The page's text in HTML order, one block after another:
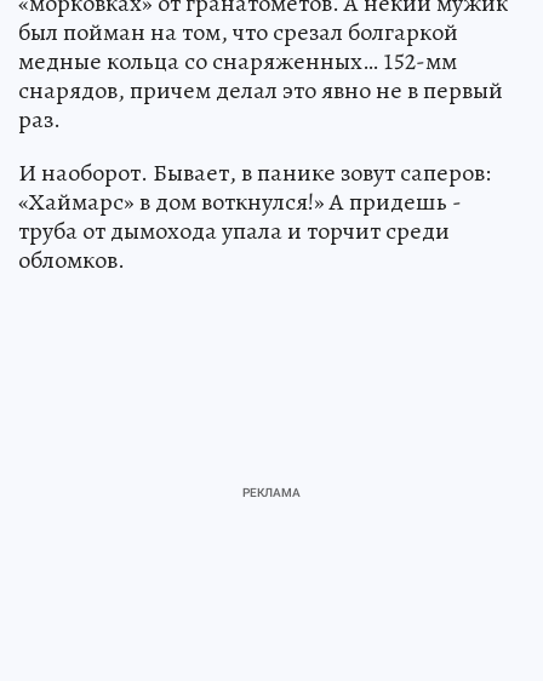
был пойман на том, что срезал болгаркой
медные кольца со снаряженных… 152-мм
снарядов, причем делал это явно не в первый
раз.
И наоборот. Бывает, в панике зовут саперов:
«Хаймарс» в дом воткнулся!» А придешь -
труба от дымохода упала и торчит среди
обломков.